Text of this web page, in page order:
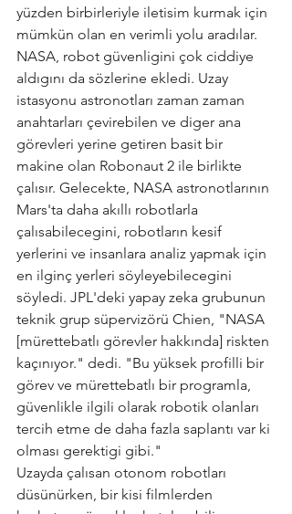
yüzden birbirleriyle iletisim kurmak için
mümkün olan en verimli yolu aradılar.
NASA, robot güvenligini çok ciddiye
aldıgını da sözlerine ekledi. Uzay
istasyonu astronotları zaman zaman
anahtarları çevirebilen ve diger ana
görevleri yerine getiren basit bir
makine olan Robonaut 2 ile birlikte
çalısır. Gelecekte, NASA astronotlarının
Mars'ta daha akıllı robotlarla
çalısabilecegini, robotların kesif
yerlerini ve insanlara analiz yapmak için
en ilginç yerleri söyleyebilecegini
söyledi. JPL'deki yapay zeka grubunun
teknik grup süpervizörü Chien, "NASA
[mürettebatlı görevler hakkında] riskten
kaçınıyor." dedi. "Bu yüksek profilli bir
görev ve mürettebatlı bir programla,
güvenlikle ilgili olarak robotik olanları
tercih etme de daha fazla saplantı var ki
olması gerektigi gibi."
Uzayda çalısan otonom robotları
düsünürken, bir kisi filmlerden